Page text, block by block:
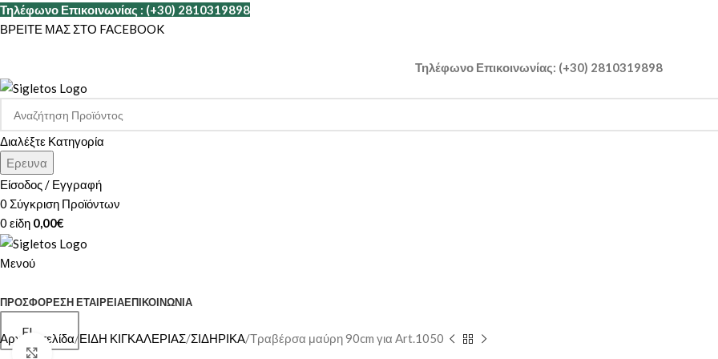
Τηλέφωνο Επικοινωνίας : (+30) 2810319898
ΒΡΕΙΤΕ ΜΑΣ ΣΤΟ FACEBOOK
Τηλέφωνο Επικοινωνίας: (+30) 2810319898
Διαλέξτε Κατηγορία
Ερευνα
Είσοδος / Εγγραφή
0 Σύγκριση Προϊόντων
0 είδη 0,00€
Μενού
ΠΡΟΣΦΟΡΕΣΗ ΕΤΑΙΡΕΊΑΕΠΙΚΟΙΝΩΝΊΑ
EL
Αρχική σελίδα ΕΙΔΗ ΚΙΓΚΑΛΕΡΙΑΣ ΣΙΔΗΡΙΚΑ Τραβέρσα μαύρη 90cm για Art.1050
Κάντε κλικ για μεγέθυνση